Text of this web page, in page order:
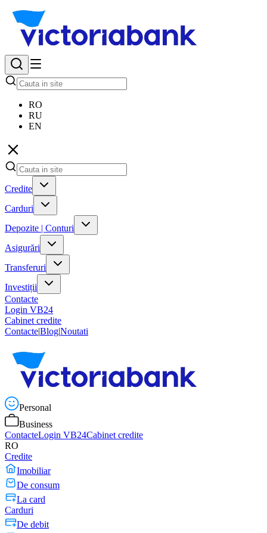
RO
RU
EN
Credite
Carduri
Depozite | Conturi
Asigurări
Transferuri
Investiții
Contacte
Login VB24
Cabinet credite
Contacte|Blog|Noutati
Personal
Business
ContacteLogin VB24Cabinet credite
RO
Credite
Imobiliar
De consum
La card
Carduri
De debit